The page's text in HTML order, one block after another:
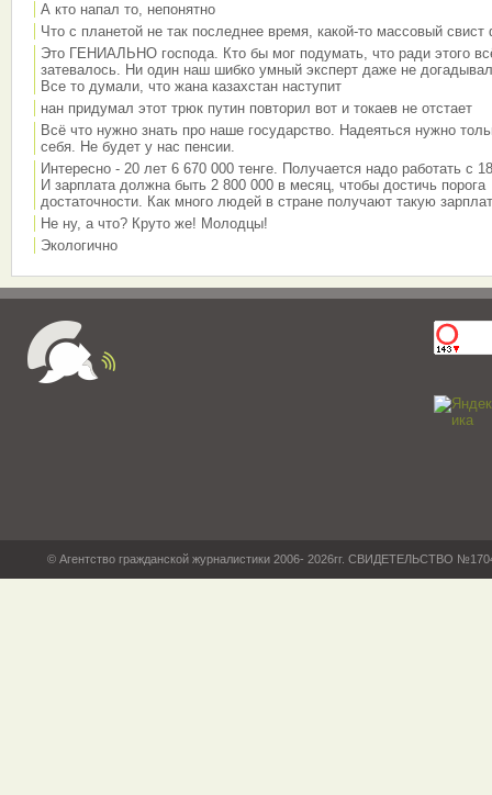
А кто напал то, непонятно
Что с планетой не так последнее время, какой-то массовый свист
Это ГЕНИАЛЬНО господа. Кто бы мог подумать, что ради этого
затевалось. Ни один наш шибко умный эксперт даже не
Все то думали, что жана казахстан наступит
нан придумал этот трюк путин повторил вот и токаев не отстает
Всё что нужно знать про наше государство. Надеяться нужно
себя. Не будет у нас пенсии.
Интересно - 20 лет 6 670 000 тенге. Получается надо работать с
И зарплата должна быть 2 800 000 в месяц, чтобы достичь порога
достаточности. Как много людей в стране получают такую
Не ну, а что? Круто же! Молодцы!
Экологично
© Агентство гражданской журналистики 2006- 2026гг. СВИДЕТЕЛЬСТВО